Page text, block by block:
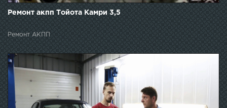
Ремонт акпп Тойота Камри 3,5
Ремонт АКПП